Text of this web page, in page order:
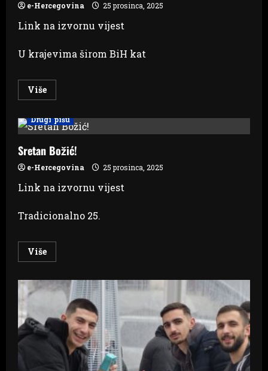
e-Hercegovina 25 prosinca, 2025
Link na izvornu vijest
U krajevima širom BiH kat
VišeRead
more
običaji
Hrvata
BiH
Drugi pišu
Sretan Božić!
e-Hercegovina 25 prosinca, 2025
Link na izvornu vijest
Tradicionalno 25.
VišeRead
more
Božić!